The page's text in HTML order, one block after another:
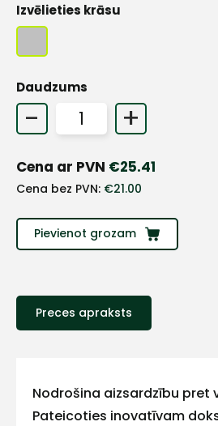
Izvēlieties krāsu
Daudzums
- +
Cena ar PVN €25.41
Cena bez PVN: €21.00
Pievienot grozam
Preces apraksts
Nodrošina aizsardzību pret
Pateicoties inovatīvam
+